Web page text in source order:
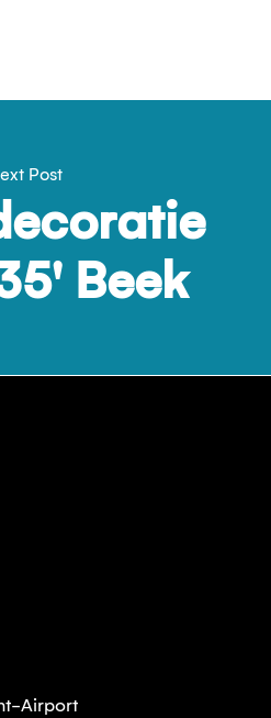
Post
Beek
Airport